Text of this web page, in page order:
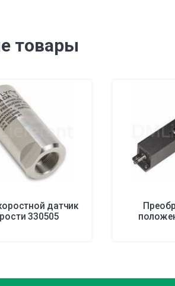
товары
датчик
330505